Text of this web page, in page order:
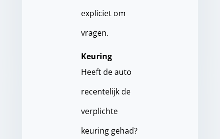
expliciet om
vragen.
Keuring
Heeft de auto
recentelijk de
verplichte
keuring gehad?